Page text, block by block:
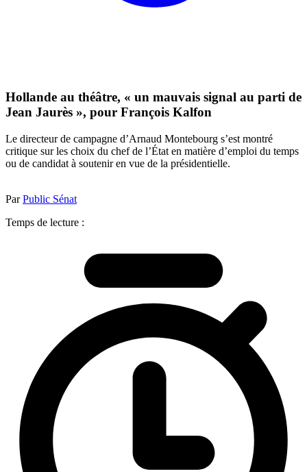
Hollande au théâtre, « un mauvais signal au parti de
Jean Jaurès », pour François Kalfon
Le directeur de campagne d’Arnaud Montebourg s’est montré
critique sur les choix du chef de l’État en matière d’emploi du temps
ou de candidat à soutenir en vue de la présidentielle.
ParPublic Sénat
Temps de lecture :